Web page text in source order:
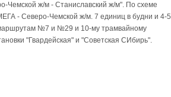
Чемской ж/м - Станиславский ж/м". По схеме
- Северо-Чемской ж/м. 7 единиц в будни и 4-5
№7 и №29 и 10-му трамвайному
"Гвардейская" и "Советская СИбирь".